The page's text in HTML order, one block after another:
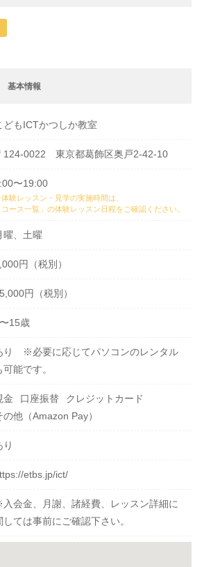
基本情報
どもICTかつしか教室
124-0022 東京都葛飾区奥戸2-42-10
〜19:00
験レッスン・見学の実施時間は、
コース一覧」の体験レッスン日程をご確認ください。
曜、土曜
円（税別）
円（税別）
15歳
り ※必要に応じてパソコンのレンタル
可能です。
金 口座振替
クレジットカード
の他（Amazon Pay）
り
etbs.jp/ict/
会金、月謝、諸経費、レッスン詳細に
しては事前にご確認下さい。